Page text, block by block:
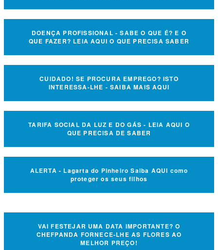
DOENÇA PROFISSIONAL - SABE O QUE É? E O
QUE FAZER? LEIA AQUI O QUE PRECISA SABER
CUIDADO! SE PROCURA EMPREGO? ISTO
INTERESSA-LHE - SAIBA MAIS AQUI
TARIFA SOCIAL DA LUZ E DO GÁS - LEIA AQUI O
QUE PRECISA DE SABER
ALERTA - Lagarta do Pinheiro Saiba AQUI como
proteger os seus filhos
VAI FESTEJAR UMA DATA IMPORTANTE? O
CHEFPANDA FORNECE-LHE AS FLORES AO
MELHOR PREÇO!